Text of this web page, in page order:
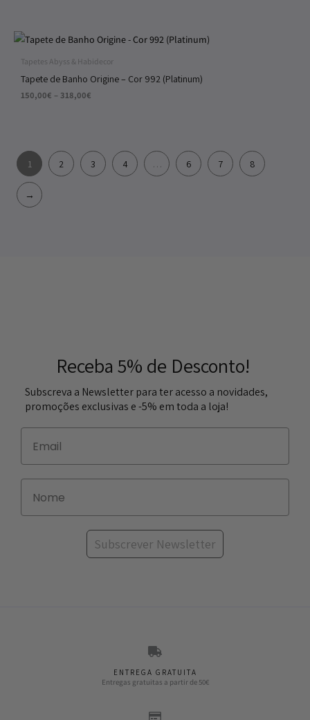
Tapetes Abyss & Habidecor
Tapete de Banho Origine – Cor 992 (Platinum)
150,00€ – 318,00€
Price
range:
150,00€
318,00€
1 2 3 4 … 6 7 8
→
Receba 5% de Desconto!
Subscreva a Newsletter para ter acesso a novidades,
promoções exclusivas e -5% em toda a loja!
Subscrever Newsletter
ENTREGA GRATUITA
Entregas gratuitas a partir de 50€